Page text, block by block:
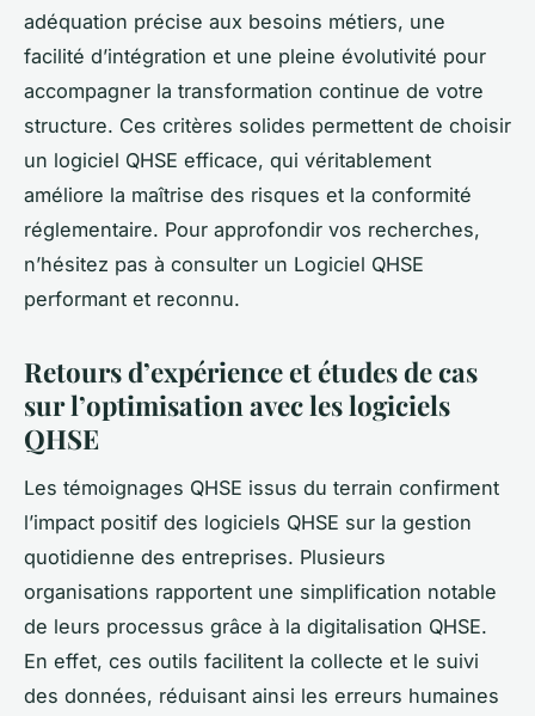
adéquation précise aux besoins métiers, une
facilité d’intégration et une pleine évolutivité pour
accompagner la transformation continue de votre
structure. Ces critères solides permettent de choisir
un logiciel QHSE efficace, qui véritablement
améliore la maîtrise des risques et la conformité
réglementaire. Pour approfondir vos recherches,
n’hésitez pas à consulter un Logiciel QHSE
performant et reconnu.
Retours d’expérience et études de cas
sur l’optimisation avec les logiciels
QHSE
Les témoignages QHSE issus du terrain confirment
l’impact positif des logiciels QHSE sur la gestion
quotidienne des entreprises. Plusieurs
organisations rapportent une simplification notable
de leurs processus grâce à la digitalisation QHSE.
En effet, ces outils facilitent la collecte et le suivi
des données, réduisant ainsi les erreurs humaines